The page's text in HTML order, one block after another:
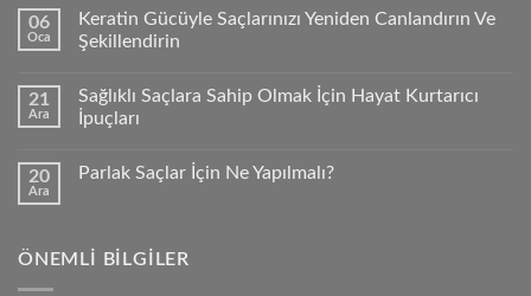
06
Oca
Keratin Gücüyle Saçlarınızı Yeniden Canlandırın Ve
Şekillendirin
21
Ara
Sağlıklı Saçlara Sahip Olmak İçin Hayat Kurtarıcı
İpuçları
20
Ara
Parlak Saçlar İçin Ne Yapılmalı?
ÖNEMLI BILGILER